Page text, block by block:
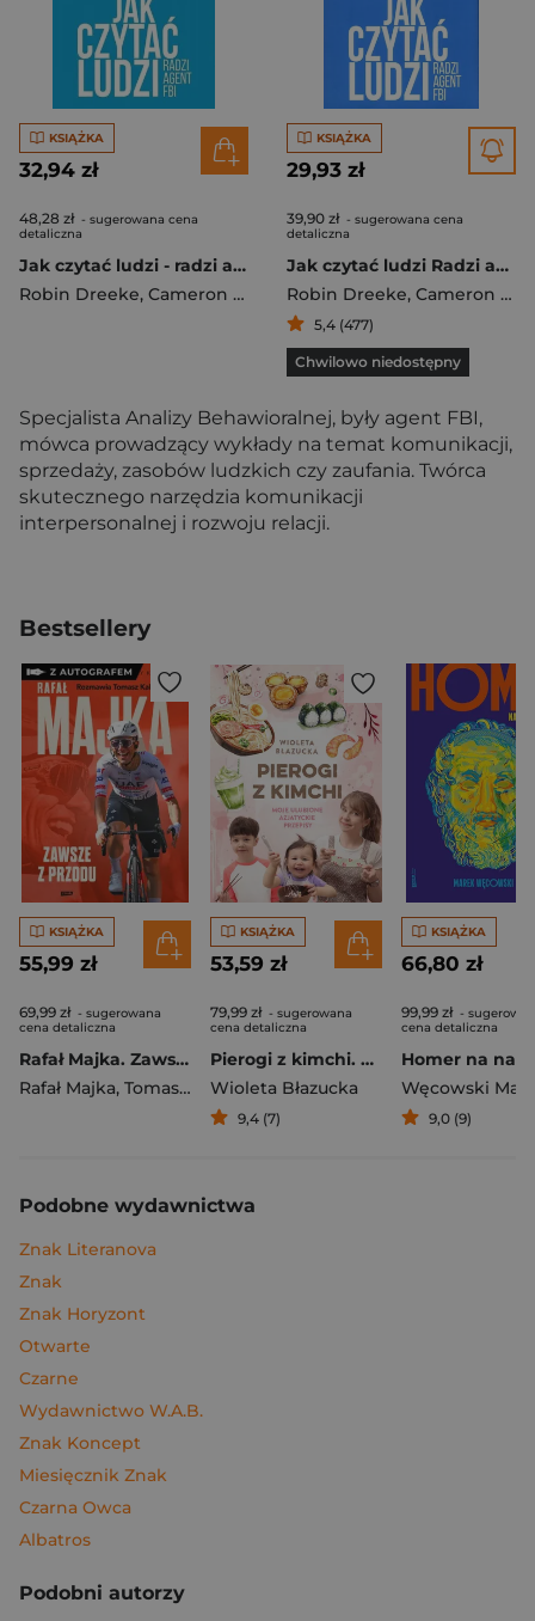
KSIĄŻKA
32,94 zł
48,28 zł - sugerowana cena
detaliczna
Jak czytać ludzi - radzi agent FBI
Robin Dreeke, Cameron Stauth
KSIĄŻKA
29,93 zł
39,90 zł - sugerowana cena
detaliczna
Jak czytać ludzi Radzi agent FBI
Robin Dreeke, Cameron Stauth
5,4 (477)
Chwilowo niedostępny
Specjalista Analizy Behawioralnej, były agent FBI,
mówca prowadzący wykłady na temat komunikacji,
sprzedaży, zasobów ludzkich czy zaufania. Twórca
skutecznego narzędzia komunikacji
interpersonalnej i rozwoju relacji.
Bestsellery
KSIĄŻKA
55,99 zł
69,99 zł - sugerowana
cena detaliczna
Rafał Majka. Zawsze z przodu. Rozmawia Tomasz Kalemba - książka z autografem
Rafał Majka, Tomasz Kalemba
KSIĄŻKA
53,59 zł
79,99 zł - sugerowana
cena detaliczna
Pierogi z kimchi. Moje ulubione azjatyckie przepisy
Wioleta Błazucka
9,4 (7)
KSIĄŻKA
66,80 zł
99,99 zł -
cena detaliczna
Węcowski
9,0 (9)
Podobne wydawnictwa
Znak Literanova
Znak
Znak Horyzont
Otwarte
Czarne
Wydawnictwo W.A.B.
Znak Koncept
Miesięcznik Znak
Czarna Owca
Albatros
Podobni autorzy